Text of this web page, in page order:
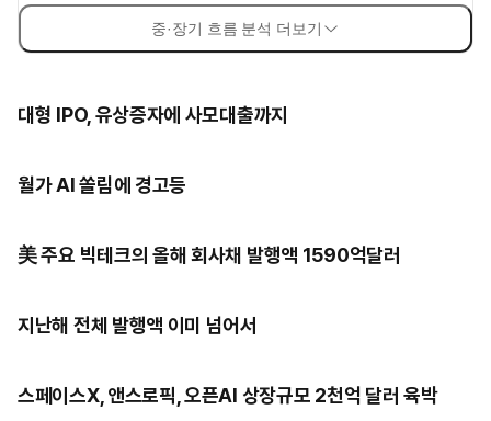
중·장기 흐름 분석 더보기
대형 IPO, 유상증자에 사모대출까지
월가 AI 쏠림에 경고등
美 주요 빅테크의 올해 회사채 발행액 1590억달러
지난해 전체 발행액 이미 넘어서
스페이스X, 앤스로픽, 오픈AI 상장규모 2천억 달러 육박